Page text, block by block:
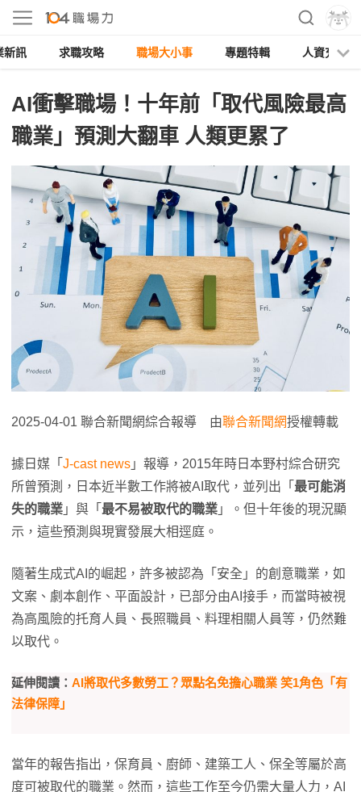
新訊 求職攻略 職場大小事 專題特輯 人資充電
AI衝擊職場！十年前「取代風險最高
職業」預測大翻車 人類更累了
2025-04-01 聯合新聞網綜合報導 由聯合新聞網授權轉載
據日媒「 J-cast news 」報導，2015年時日本野村綜合研究
所曾預測，日本近半數工作將被AI取代，並列出「 最可能消
失的職業 」與「 最不易被取代的職業 」。但十年後的現況顯
示，這些預測與現實發展大相逕庭。
隨著生成式AI的崛起，許多被認為「安全」的創意職業，如
文案、劇本創作、平面設計，已部分由AI接手，而當時被視
為高風險的托育人員、長照職員、料理相關人員等，仍然難
以取代。
延伸閱讀： AI將取代多數勞工？眾點名免擔心職業 笑1角色「有
法律保障」
當年的報告指出，保育員、廚師、建築工人、保全等屬於高
度可被取代的職業。然而，這些工作至今仍需大量人力，AI